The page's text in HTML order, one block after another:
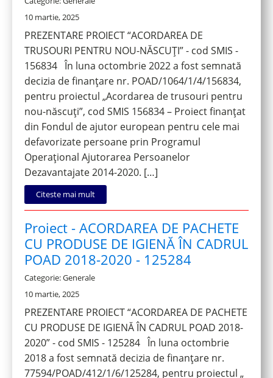
10 martie, 2025
PREZENTARE PROIECT “ACORDAREA DE
TRUSOURI PENTRU NOU-NĂSCUȚI” - cod SMIS -
156834 În luna octombrie 2022 a fost semnată
decizia de finanțare nr. POAD/1064/1/4/156834,
pentru proiectul „Acordarea de trusouri pentru
nou-născuți”, cod SMIS 156834 – Proiect finanțat
din Fondul de ajutor european pentru cele mai
defavorizate persoane prin Programul
Operațional Ajutorarea Persoanelor
Dezavantajate 2014-2020. […]
Citeste mai mult
Proiect - ACORDAREA DE PACHETE
CU PRODUSE DE IGIENĂ ÎN CADRUL
POAD 2018-2020 - 125284
Categorie: Generale
10 martie, 2025
PREZENTARE PROIECT “ACORDAREA DE PACHETE
CU PRODUSE DE IGIENĂ ÎN CADRUL POAD 2018-
2020” - cod SMIS - 125284 În luna octombrie
2018 a fost semnată decizia de finanțare nr.
77594/POAD/412/1/6/125284, pentru proiectul „